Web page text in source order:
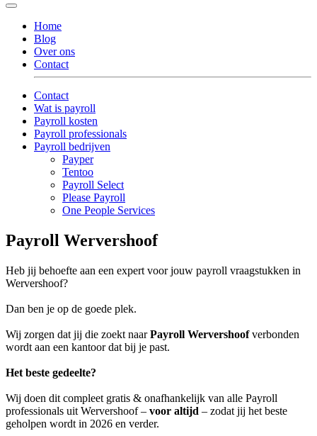
Home
Blog
Over ons
Contact
Contact
Wat is payroll
Payroll kosten
Payroll professionals
Payroll bedrijven
Payper
Tentoo
Payroll Select
Please Payroll
One People Services
Payroll Wervershoof
Heb jij behoefte aan een expert voor jouw payroll vraagstukken in
Wervershoof?
Dan ben je op de goede plek.
Wij zorgen dat jij die zoekt naarPayroll Wervershoofverbonden
wordt aan een kantoor dat bij je past.
Het beste gedeelte?
Wij doen dit compleet gratis & onafhankelijk van alle Payroll
professionals uit Wervershoof – voor altijd – zodat jij het beste
geholpen wordt in 2026 en verder.